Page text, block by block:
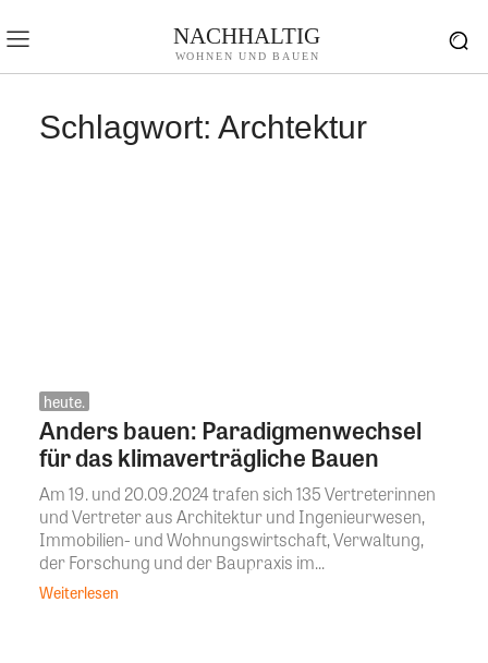
NACHHALTIG
WOHNEN UND BAUEN
Schlagwort: Archtektur
heute.
Anders bauen: Paradigmenwechsel
für das klimaverträgliche Bauen
Am 19. und 20.09.2024 trafen sich 135 Vertreterinnen
und Vertreter aus Architektur und Ingenieurwesen,
Immobilien- und Wohnungswirtschaft, Verwaltung,
der Forschung und der Baupraxis im...
Weiterlesen